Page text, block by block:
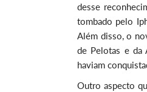
desse
tombado pelo
Além disso, o
de Pelotas e da
haviam
Outro aspecto